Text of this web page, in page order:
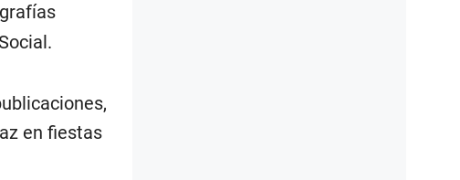
en fiestas